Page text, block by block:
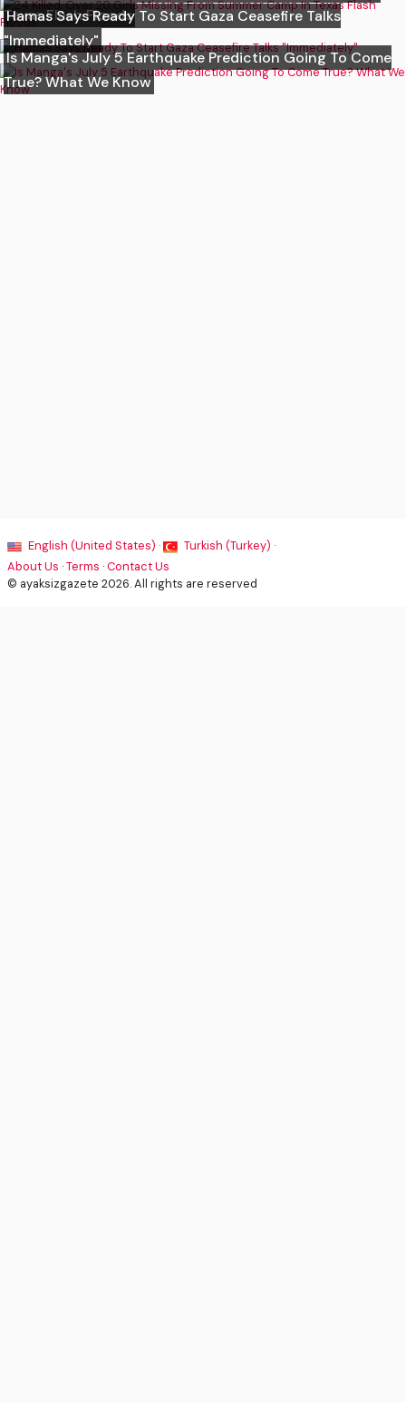
Texas Flash Floods
Hamas Says Ready To Start Gaza Ceasefire Talks
"Immediately"
Is Manga's July 5 Earthquake Prediction Going To Come
True? What We Know
English (United States) ·
Turkish (Turkey) ·
About Us ·Terms ·Contact Us
© ayaksizgazete 2026. All rights are reserved